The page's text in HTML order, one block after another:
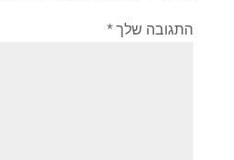
התגובה שלך *